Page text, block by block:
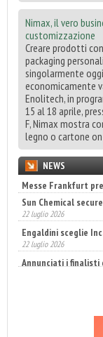
Nimax, il vero
customizzazione
Creare prodotti
packaging
singolarmente
economicamente
Enolitech, in
15 al 18 aprile,
F, Nimax mostra
legno o cartone
NEWS
Sun Chemical
22 luglio 2026
Engaldini sceglie
22 luglio 2026
Annunciati i finalisti
14 luglio 2026